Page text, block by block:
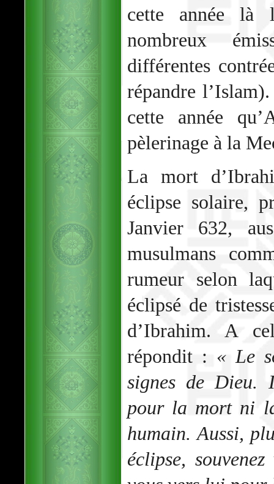
cette année là
nombreux
différentes
répandre
cette année
pèlerinage à la
La mort
éclipse solaire,
Janvier 632,
musulmans
rumeur selon
éclipsé de
d’Ibrahim. A
répondit : « Le
signes de Dieu.
pour la mort ni
humain. Aussi,
éclipse,